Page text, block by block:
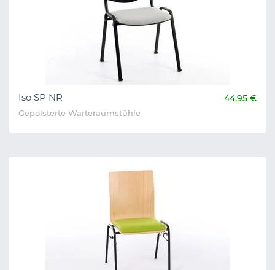
Iso SP NR 44,95 €
Gepolsterte Warteraumstühle